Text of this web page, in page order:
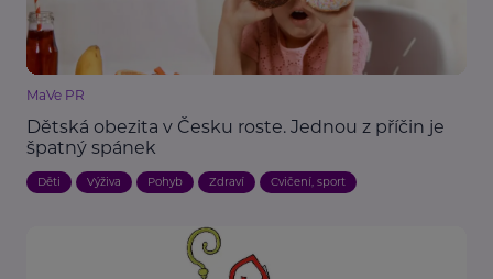
MaVe PR
Dětská obezita v Česku roste. Jednou z příčin je
špatný spánek
Děti Výživa Pohyb Zdraví Cvičení, sport